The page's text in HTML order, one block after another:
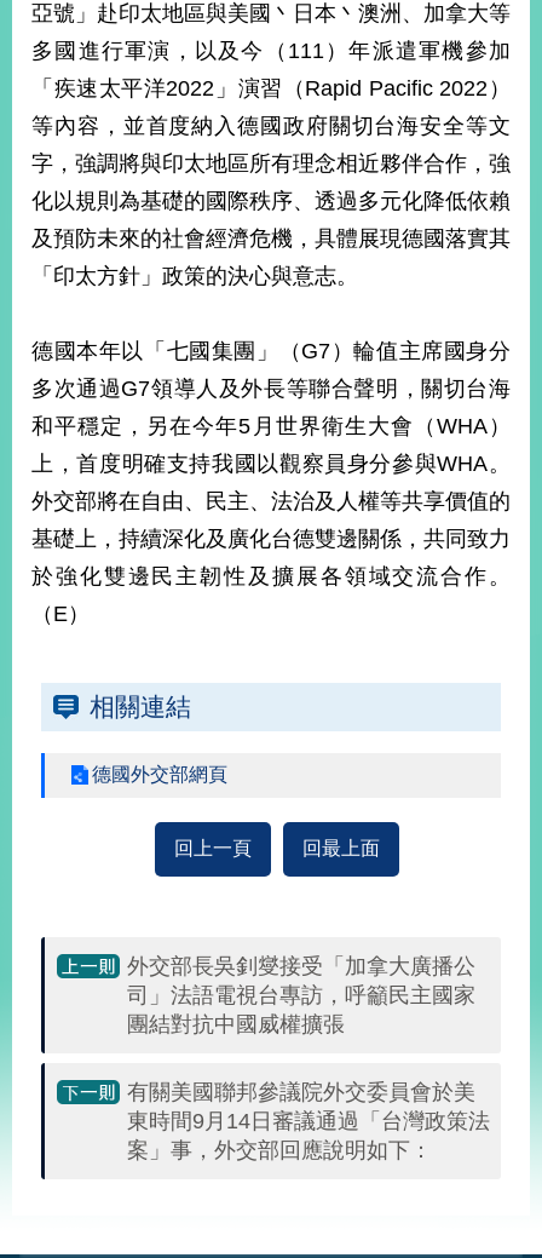
頁
網
站
導
覽
於
本
部
新
中
外
交
資
訊
國
與
地
播
關
亞號」赴印太地區與美國丶日本丶澳洲、加拿大等
多國進行軍演，以及今（111）年派遣軍機參加
「疾速太平洋2022」演習（Rapid Pacific 2022）
等內容，並首度納入德國政府關切台海安全等文
字，強調將與印太地區所有理念相近夥伴合作，強
化以規則為基礎的國際秩序、透過多元化降低依賴
及預防未來的社會經濟危機，具體展現德國落實其
「印太方針」政策的決心與意志。
德國本年以「七國集團」（G7）輪值主席國身分
多次通過G7領導人及外長等聯合聲明，關切台海
和平穩定，另在今年5月世界衛生大會（WHA）
上，首度明確支持我國以觀察員身分參與WHA。
外交部將在自由、民主、法治及人權等共享價值的
基礎上，持續深化及廣化台德雙邊關係，共同致力
於強化雙邊民主韌性及擴展各領域交流合作。
（E）
相關連結
德國外交部網頁
回上一頁 回最上面
外交部長吳釗燮接受「加拿大廣播公
司」法語電視台專訪，呼籲民主國家
團結對抗中國威權擴張
有關美國聯邦參議院外交委員會於美
東時間9月14日審議通過「台灣政策法
案」事，外交部回應說明如下：